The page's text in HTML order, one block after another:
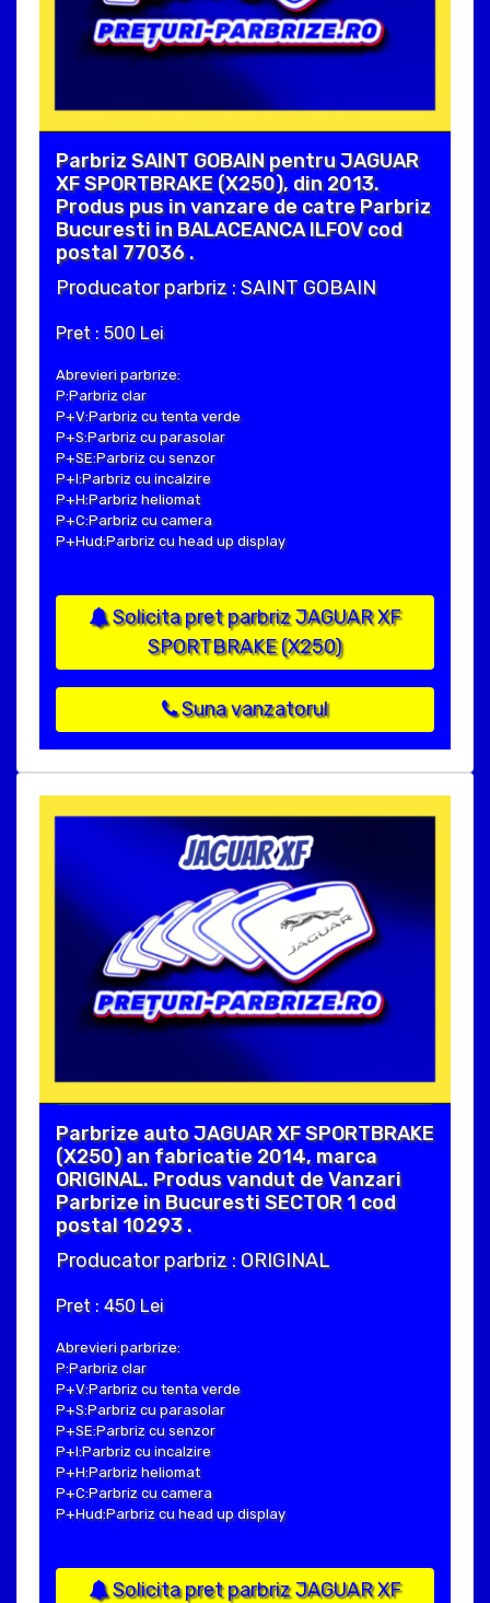
Parbriz SAINT GOBAIN pentru JAGUAR
XF SPORTBRAKE (X250), din 2013.
Produs pus in vanzare de catre Parbriz
Bucuresti in BALACEANCA ILFOV cod
postal 77036 .
Producator parbriz : SAINT GOBAIN
Pret : 500 Lei
Abrevieri parbrize:
P:Parbriz clar
P+V:Parbriz cu tenta verde
P+S:Parbriz cu parasolar
P+SE:Parbriz cu senzor
P+I:Parbriz cu incalzire
P+H:Parbriz heliomat
P+C:Parbriz cu camera
P+Hud:Parbriz cu head up display
Solicita pret parbriz JAGUAR XF
SPORTBRAKE (X250)
Suna vanzatorul
Parbrize auto JAGUAR XF SPORTBRAKE
(X250) an fabricatie 2014, marca
ORIGINAL. Produs vandut de Vanzari
Parbrize in Bucuresti SECTOR 1 cod
postal 10293 .
Producator parbriz : ORIGINAL
Pret : 450 Lei
Abrevieri parbrize:
P:Parbriz clar
P+V:Parbriz cu tenta verde
P+S:Parbriz cu parasolar
P+SE:Parbriz cu senzor
P+I:Parbriz cu incalzire
P+H:Parbriz heliomat
P+C:Parbriz cu camera
P+Hud:Parbriz cu head up display
Solicita pret parbriz JAGUAR XF